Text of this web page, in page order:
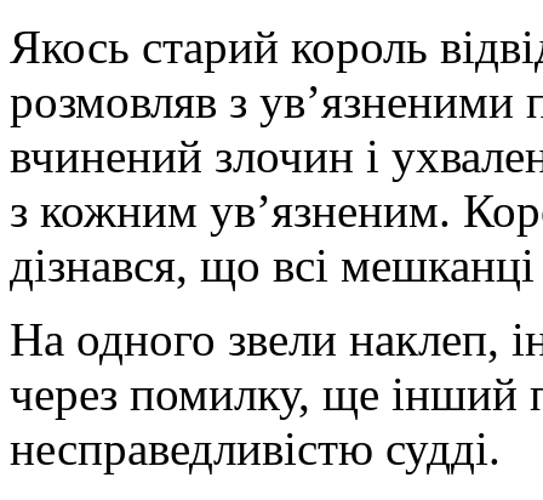
Якось старий король
розмовляв з
вчинений злочин і
з кожним ув’язненим.
дізнався, що всі
На одного звели наклеп,
через помилку, ще інший
несправедливістю судді.